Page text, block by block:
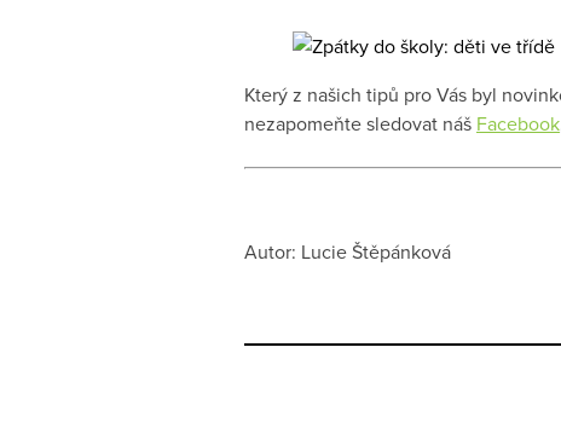
Který z našich tipů pro Vás byl
nezapomeňte sledovat náš Facebook
Autor: Lucie Štěpánková